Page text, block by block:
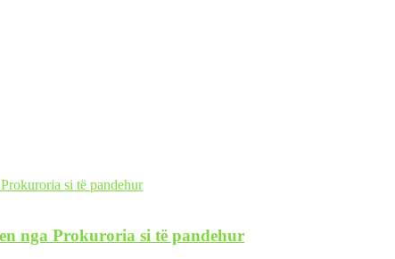
nga Prokuroria si të pandehur